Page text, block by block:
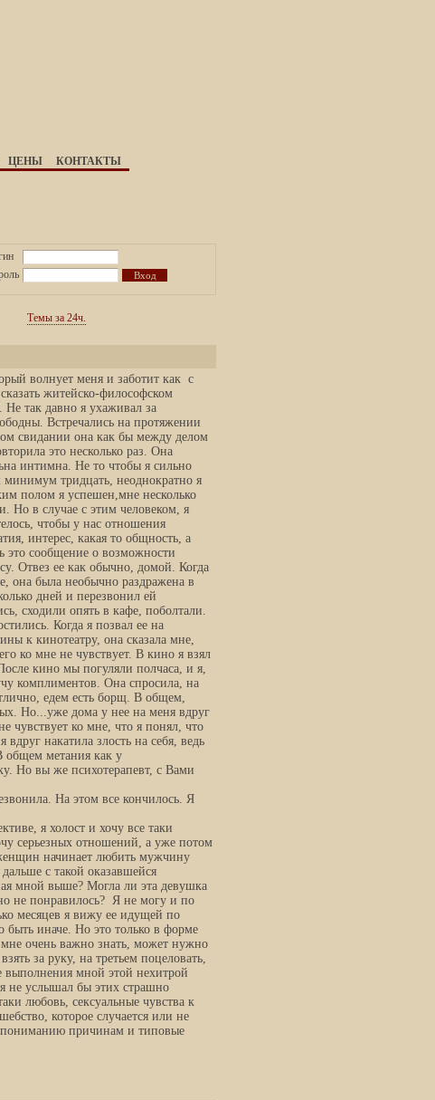
ЦЕНЫ КОНТАКТЫ
Темы за 24ч.
волнует меня и заботит как с
житейско-философском
так давно я ухаживал за
Встречались на протяжении
свидании она как бы между делом
это несколько раз. Она
интимна. Не то чтобы я сильно
тридцать, неоднократно я
полом я успешен,мне несколько
Но в случае с этим человеком, я
чтобы у нас отношения
интерес, какая то общность, а
это сообщение о возможности
Отвез ее как обычно, домой. Когда
она была необычно раздражена в
дней и перезвонил ей
сходили опять в кафе, поболтали.
Когда я позвал ее на
к кинотеатру, она сказала мне,
ко мне не чувствует. В кино я взял
кино мы погуляли полчаса, и я,
комплиментов. Она спросила, на
едем есть борщ. В общем,
Но...уже дома у нее на меня вдруг
чувствует ко мне, что я понял, что
накатила злость на себя, ведь
общем метания как у
Но вы же психотерапевт, с Вами
На этом все кончилось. Я
я холост и хочу все таки
серьезных отношений, а уже потом
начинает любить мужчину
с такой оказавшейся
мной выше? Могла ли эта девушка
не понравилось? Я не могу и по
месяцев я вижу ее идущей по
иначе. Но это только в форме
очень важно знать, может нужно
за руку, на третьем поцеловать,
выполнения мной этой нехитрой
не услышал бы этих страшно
любовь, сексуальные чувства к
которое случается или не
пониманию причинам и типовые